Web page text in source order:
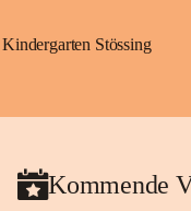
Kindergarten Stössing
Kommende